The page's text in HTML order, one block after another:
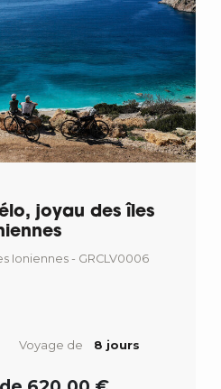
joyau des îles
Ioniennes - GRCLV0006
Voyage de 8 jours